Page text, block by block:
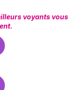
voyants vous